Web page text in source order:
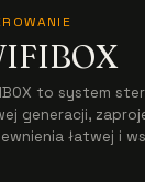
to system
generacji,
łatwej i